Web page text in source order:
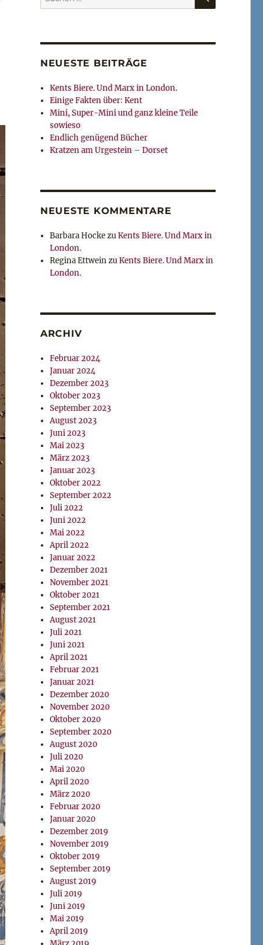
nach:
NEUESTE BEITRÄGE
Kents Biere. Und Marx in London.
Einige Fakten über: Kent
Mini, Super-Mini und ganz kleine Teile
sowieso
Endlich genügend Bücher
Kratzen am Urgestein – Dorset
NEUESTE KOMMENTARE
Barbara HockezuKents Biere. Und Marx in
London.
Regina EttweinzuKents Biere. Und Marx in
London.
ARCHIV
Februar 2024
Januar 2024
Dezember 2023
Oktober 2023
September 2023
August 2023
Juni 2023
Mai 2023
März 2023
Januar 2023
Oktober 2022
September 2022
Juli 2022
Juni 2022
Mai 2022
April 2022
Januar 2022
Dezember 2021
November 2021
Oktober 2021
September 2021
August 2021
Juli 2021
Juni 2021
April 2021
Februar 2021
Januar 2021
Dezember 2020
November 2020
Oktober 2020
September 2020
August 2020
Juli 2020
Mai 2020
April 2020
März 2020
Februar 2020
Januar 2020
Dezember 2019
November 2019
Oktober 2019
September 2019
August 2019
Juli 2019
Juni 2019
Mai 2019
April 2019